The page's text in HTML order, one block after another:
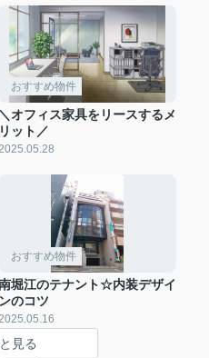
おすすめ物件
＼オフィス家具をリースするメ
リット／
おすすめ物件
堀江のテナント☆内装デザイ
ンのコツ
2025.05.16
見る